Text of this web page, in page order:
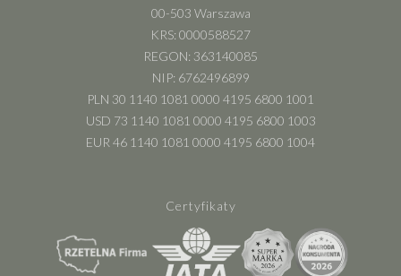
00-503 Warszawa
KRS: 0000588527
REGON: 363140085
NIP: 6762496899
PLN 30 1140 1081 0000 4195 6800 1001
USD 73 1140 1081 0000 4195 6800 1003
EUR 46 1140 1081 0000 4195 6800 1004
Certyfikaty